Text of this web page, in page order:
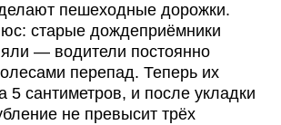
пешеходные дорожки.
старые дождеприёмники
— водители постоянно
перепад. Теперь их
5 сантиметров, и после укладки
не превысит трёх